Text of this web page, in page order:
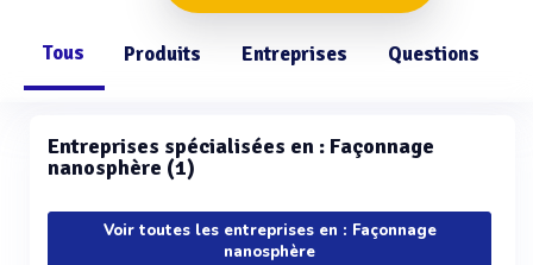
Tous Produits Entreprises Questions
Entreprises spécialisées en : Façonnage
nanosphère (1)
Voir toutes les entreprises en : Façonnage
nanosphère